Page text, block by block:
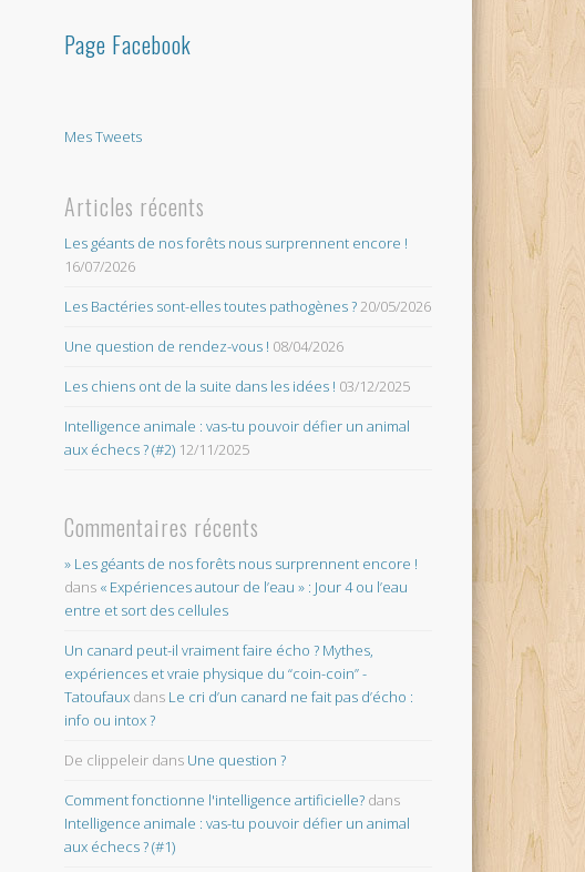
Page Facebook
Mes Tweets
Articles récents
Les géants de nos forêts nous surprennent encore !
16/07/2026
Les Bactéries sont-elles toutes pathogènes ?20/05/2026
Une question de rendez-vous ! 08/04/2026
Les chiens ont de la suite dans les idées ! 03/12/2025
Intelligence animale : vas-tu pouvoir défier un animal
aux échecs ? (#2) 12/11/2025
Commentaires récents
» Les géants de nos forêts nous surprennent encore !
dans « Expériences autour de l’eau » : Jour 4 ou l’eau
entre et sort des cellules
Un canard peut-il vraiment faire écho ? Mythes,
expériences et vraie physique du “coin-coin” -
Tatoufaux dans Le cri d’un canard ne fait pas d’écho :
info ou intox ?
De clippeleir dans Une question ?
Comment fonctionne l'intelligence artificielle? dans
Intelligence animale : vas-tu pouvoir défier un animal
aux échecs ? (#1)